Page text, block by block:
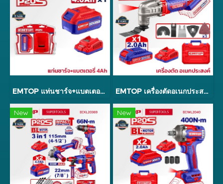
EMTOP แท่นชาร์จ+แบตเตอรี่ 4Ah รุ่น ELBCPK1214 EMTOP เครื่องตัดอเนกประสงค์ ขัด/ตัด/เจาะ รุ่น ELMF20221
New New